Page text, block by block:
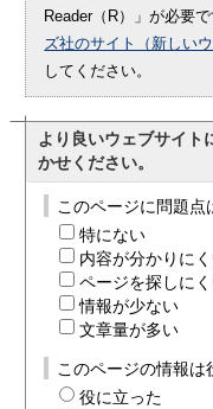
Reader（R）」が必要
ズ社のサイト（新しい
してください。
より良いウェブサイト
かせください。
このページに問題点
特にない
内容が分かりに
ページを探しに
情報が少ない
文章量が多い
このページの情報は
役に立った